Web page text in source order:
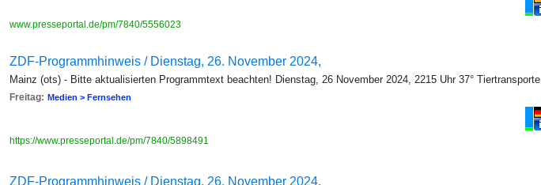
www.presseportal.de/pm/7840/5556023
ZDF-Programmhinweis / Dienstag, 26. November 2024,
Mainz (ots) - Bitte aktualisierten Programmtext beachten! Dienstag, 26 November 2024, 2215 Uhr 37° Tiertransporte
Freitag: Medien > Fernsehen
https://www.presseportal.de/pm/7840/5898491
ZDF-Programmhinweis / Dienstag, 26. November 2024,